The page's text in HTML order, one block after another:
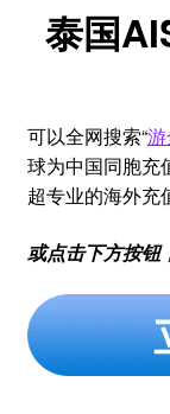
泰国
可以全网搜索“
球为中国同胞充
超专业的海外充
或点击下方按钮